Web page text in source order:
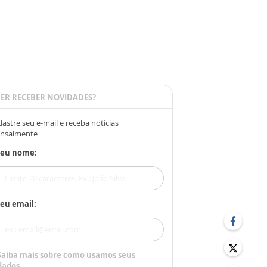
RECEBER NOVIDADES?
seu e-mail e receba notícias
nome:
email:
mais sobre como usamos seus